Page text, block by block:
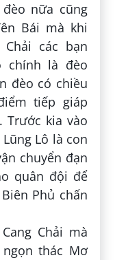
nữa cũng
Bái mà khi
các bạn
chính là đèo
đèo có chiều
tiếp giáp
Trước kia vào
Lô là con
chuyển đạn
quân đội để
Phủ chấn
Chải mà
thác Mơ